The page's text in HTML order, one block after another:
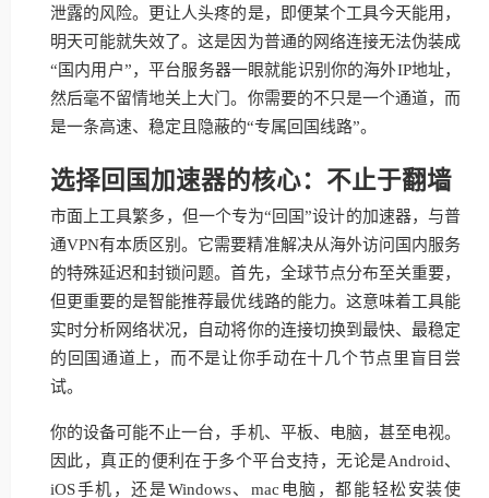
泄露的风险。更让人头疼的是，即便某个工具今天能用，
明天可能就失效了。这是因为普通的网络连接无法伪装成
“国内用户”，平台服务器一眼就能识别你的海外IP地址，
然后毫不留情地关上大门。你需要的不只是一个通道，而
是一条高速、稳定且隐蔽的“专属回国线路”。
选择回国加速器的核心：不止于翻墙
市面上工具繁多，但一个专为“回国”设计的加速器，与普
通VPN有本质区别。它需要精准解决从海外访问国内服务
的特殊延迟和封锁问题。首先，全球节点分布至关重要，
但更重要的是智能推荐最优线路的能力。这意味着工具能
实时分析网络状况，自动将你的连接切换到最快、最稳定
的回国通道上，而不是让你手动在十几个节点里盲目尝
试。
你的设备可能不止一台，手机、平板、电脑，甚至电视。
因此，真正的便利在于多个平台支持，无论是Android、
iOS手机，还是Windows、mac电脑，都能轻松安装使